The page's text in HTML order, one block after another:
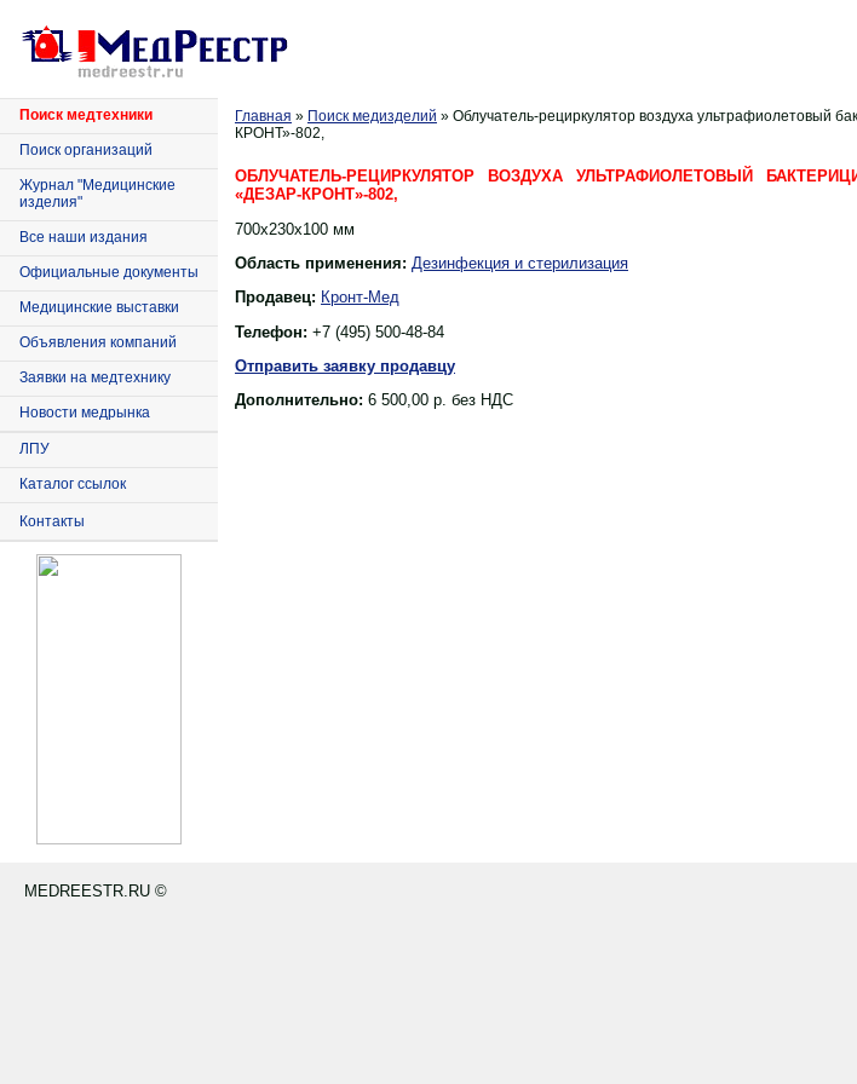
Поиск медтехники
Поиск организаций
Журнал "Медицинские
изделия"
Все наши издания
Официальные документы
Медицинские выставки
Объявления компаний
Заявки на медтехнику
Новости медрынка
ЛПУ
Каталог ссылок
Контакты
Главная » Поиск медизделий » Облучатель-рециркулятор воздуха ультрафиолетовый
КРОНТ»-802,
ОБЛУЧАТЕЛЬ-РЕЦИРКУЛЯТОР ВОЗДУХА УЛЬТРАФИОЛЕТОВЫЙ
«ДЕЗАР-КРОНТ»-802,
700х230х100 мм
Область применения: Дезинфекция и стерилизация
Продавец: Кронт-Мед
Телефон: +7 (495) 500-48-84
Отправить заявку продавцу
Дополнительно: 6 500,00 р. без НДС
MEDREESTR.RU ©